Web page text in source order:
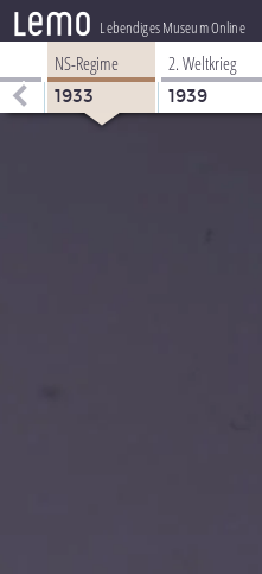
lemo Lebendiges Museum Online
ZEITSTRAHL
THEMEN
NS-Regime
1933
2. Weltkrieg
1939